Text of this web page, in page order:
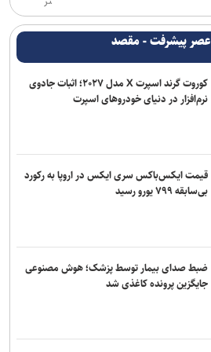
عصر پیشرفت - مقصد
کوروت گرند اسپرت X مدل ۲۰۲۷؛ اثبات جادوی
نرم‌افزار در دنیای خودروهای اسپرت
قیمت ایکس‌باکس سری ایکس در اروپا به رکورد
بی‌سابقه ۷۹۹ یورو رسید
ضبط صدای بیمار توسط پزشک؛ هوش مصنوعی
جایگزین پرونده کاغذی شد